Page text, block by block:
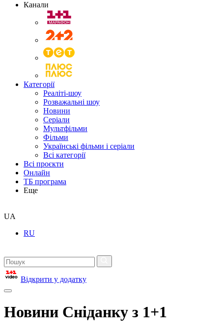
Канали
Категорії
Реаліті-шоу
Розважальні шоу
Новини
Серіали
Мультфільми
Фільми
Українські фільми і серіали
Всі категорії
Всі проєкти
Онлайн
ТБ програма
Еще
UA
RU
Відкрити у додатку
Новини Сніданку з 1+1